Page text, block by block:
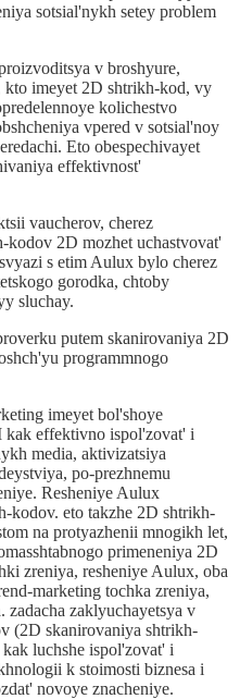
sotsial'nykh setey problem
v broshyure,
kto imeyet 2D shtrikh-kod, vy
kolichestvo
vpered v sotsial'noy
Eto obespechivayet
effektivnost'
vaucherov, cherez
kodov 2D mozhet uchastvovat'
s etim Aulux bylo cherez
gorodka, chtoby
sluchay.
putem skanirovaniya 2D
programmnogo
imeyet bol'shoye
kak effektivno ispol'zovat' i
media, aktivizatsiya
po-prezhnemu
Resheniye Aulux
kodov. eto takzhe 2D shtrikh-
na protyazhenii mnogikh let,
primeneniya 2D
zreniya, resheniye Aulux, oba
marketing tochka zreniya,
zadacha zaklyuchayetsya v
(2D skanirovaniya shtrikh-
luchshe ispol'zovat' i
k stoimosti biznesa i
novoye znacheniye.